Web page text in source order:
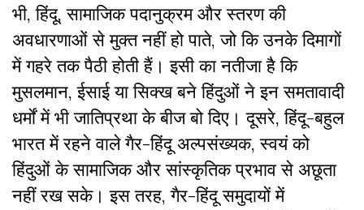
भी, हिंदू, सामाजिक पदानुक्रम और स्तरण की
अवधारणाओं से मुक्त नहीं हो पाते, जो कि उनके दिमागों
में गहरे तक पैठी होती हैं। इसी का नतीजा है कि
मुसलमान, ईसाई या सिक्ख बने हिंदुओं ने इन समतावादी
धर्मों में भी जातिप्रथा के बीज बो दिए। दूसरे, हिंदू-बहुल
भारत में रहने वाले गैर-हिंदू अल्पसंख्यक, स्वयं को
हिंदुओं के सामाजिक और सांस्कृतिक प्रभाव से अछूता
नहीं रख सके। इस तरह, गैर-हिंदू समुदायों में